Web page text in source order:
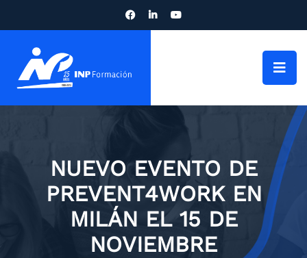
NUEVO EVENTO DE
PREVENT4WORK EN
MILÁN EL 15 DE
NOVIEMBRE